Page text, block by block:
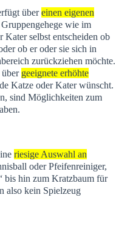
übereinen eigenen
wie im
Kater selbst entscheiden ob
ob er oder sie sich in
zurückziehen möchte.
über geeignete erhöhte
Katze oder Kater wünscht.
sind Möglichkeiten zum
riesige Auswahl an
oder Pfeifenreiniger,
bis hin zum Kratzbaum für
also kein Spielzeug